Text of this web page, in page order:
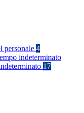
personale 4
indeterminato
17